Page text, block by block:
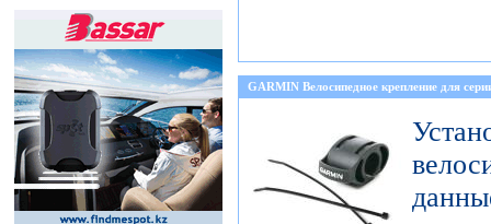
GARMIN Велосипедное крепление для